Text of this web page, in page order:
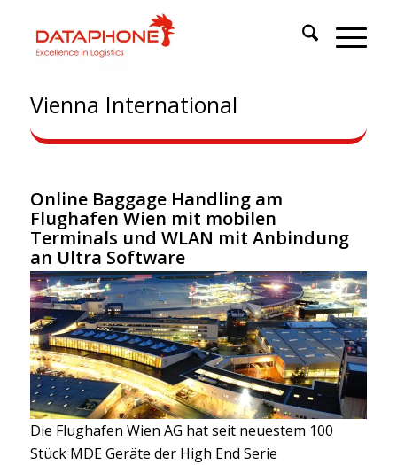
Vienna International
Online Baggage Handling am
Flughafen Wien mit mobilen
Terminals und WLAN mit Anbindung
an Ultra Software
Die Flughafen Wien AG hat seit neuestem 100
Stück MDE Geräte der High End Serie